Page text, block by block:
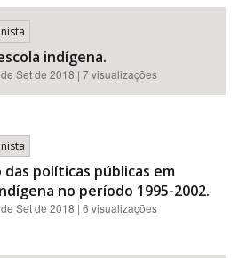
indígena.
Set de 2018 | 7 visualizações
das políticas públicas em
no período 1995-2002.
Set de 2018 | 6 visualizações